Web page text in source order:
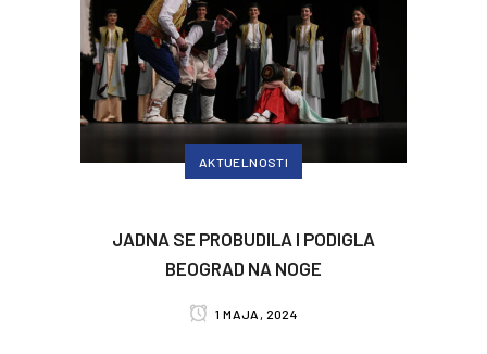
AKTUELNOSTI
JADNA SE PROBUDILA I PODIGLA
BEOGRAD NA NOGE
1 MAJA, 2024